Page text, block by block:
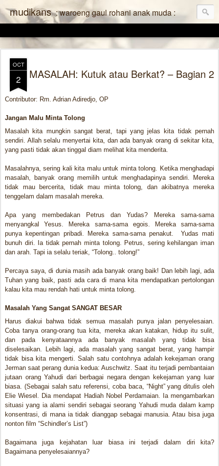
mudikans : waroeng gaul rohani anak muda :
OCT
2 MASALAH: Kutuk atau Berkat? – Bagian 2
Contributor: Rm. Adrian Adiredjo, OP
Jangan Malu Minta Tolong
Masalah kita mungkin sangat berat, tapi yang jelas kita tidak pernah
sendiri. Allah selalu menyertai kita, dan ada banyak orang di sekitar kita,
yang pasti tidak akan tinggal diam melihat kita menderita.
Masalahnya, sering kali kita malu untuk minta tolong. Ketika menghadapi
masalah, banyak orang memilih untuk menghadapinya sendiri. Mereka
tidak mau bercerita, tidak mau minta tolong, dan akibatnya mereka
tenggelam dalam masalah mereka.
Apa yang membedakan Petrus dan Yudas?
Mereka sama-sama
menyangkal Yesus. Mereka sama-sama egois. Mereka sama-sama
punya kepentingan pribadi. Mereka sama-sama penakut. Yudas mati
bunuh diri. Ia tidak pernah minta tolong. Petrus, sering kehilangan iman
dan arah. Tapi ia selalu teriak, “Tolong.. tolong!”
Percaya saya, di dunia masih ada banyak orang baik! Dan lebih lagi, ada
Tuhan yang baik, pasti ada cara di mana kita mendapatkan pertolongan
kalau kita mau rendah hati untuk minta tolong.
Masalah Yang Sangat SANGAT BESAR
Harus diakui bahwa tidak semua masalah punya jalan penyelesaian.
Coba tanya orang-orang tua kita, mereka akan katakan, hidup itu sulit,
dan pada kenyataannya ada banyak masalah yang tidak bisa
diselesaikan. Lebih lagi, ada masalah yang sangat berat, yang hampir
tidak bisa kita mengerti. Salah satu contohnya adalah kekejaman orang
Jerman saat perang dunia kedua: Auschwitz. Saat itu terjadi pembantaian
jutaan orang Yahudi dari berbagai negara dengan kekejaman yang luar
biasa. (Sebagai salah satu referensi, coba baca, “Night” yang ditulis oleh
Elie Wiesel. Dia mendapat Hadiah Nobel Perdamaian. Ia mengambarkan
situasi yang ia alami sendiri sebagai seorang Yahudi muda dalam kamp
konsentrasi, di mana ia tidak dianggap sebagai manusia. Atau bisa juga
nonton film “Schindler’s List”)
Bagaimana juga kejahatan luar biasa ini terjadi dalam diri kita?
Bagaimana penyelesaiannya?